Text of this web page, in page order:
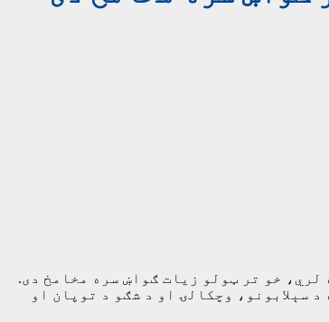
خو تر ټولو زیات ګواښ سره مخامخ دی.
سېلابونو، وچکالۍ او د شګو د توپان او